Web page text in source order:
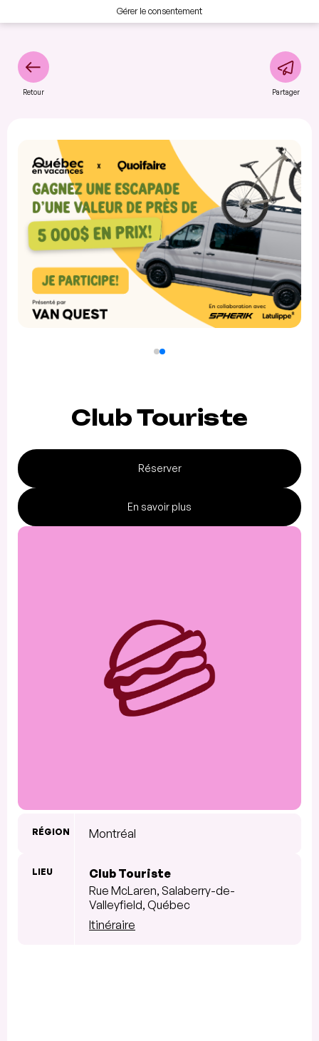
Gérer le consentement
Retour Partager
Club Touriste
Réserver
En savoir plus
RÉGION Montréal
LIEU
Club Touriste
Rue McLaren, Salaberry-de-
Valleyfield, Québec
Itinéraire